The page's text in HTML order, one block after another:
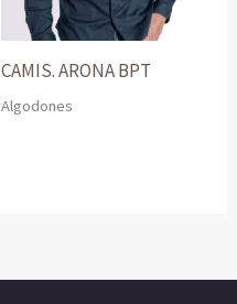
CAMIS. ARONA BPT
Algodones